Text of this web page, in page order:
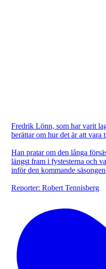
Fredrik Lönn, som har varit
berättar om hur det är att
Han pratar om den långa
längst fram i fystesterna och
inför den kommande
Reporter: Robert Tennisberg